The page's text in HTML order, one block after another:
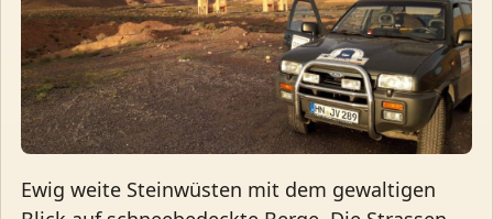
Ewig weite Steinwüsten mit dem gewaltigen